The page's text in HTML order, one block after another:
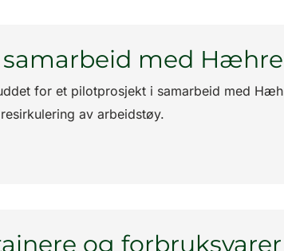
med Hæhre
for et pilotprosjekt i samarbeid med
av arbeidstøy.
og